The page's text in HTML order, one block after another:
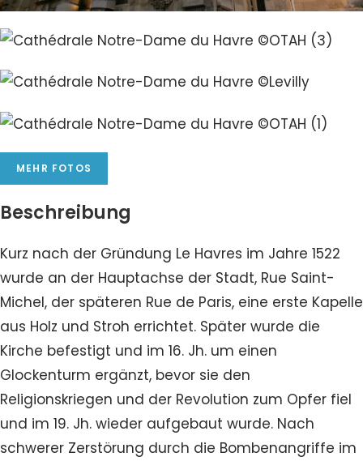
MEHR FOTOS
Beschreibung
Kurz nach der Gründung Le Havres im Jahre 1522
wurde an der Hauptachse der Stadt, Rue Saint-
Michel, der späteren Rue de Paris, eine erste Kapelle
aus Holz und Stroh errichtet. Später wurde die
Kirche befestigt und im 16. Jh. um einen
Glockenturm ergänzt, bevor sie den
Religionskriegen und der Revolution zum Opfer fiel
und im 19. Jh. wieder aufgebaut wurde. Nach
schwerer Zerstörung durch die Bombenangriffe im